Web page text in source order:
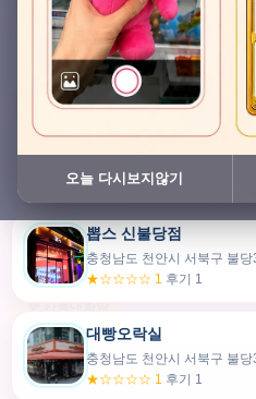
픽스팟 불당점
충청남도 천안시 서북구 불당
★☆☆☆☆ 1 후기 1
쿠보 신불당점
충청남도 천안시 서북구 불
★★★☆☆ 2.5후기 2
뽑스 신불당점
충청남도 천안시 서북구 불
★☆☆☆☆ 1 후기 1
대빵오락실
충청남도 천안시 서북구 불
★☆☆☆☆ 1 후기 1
30m
💬 카톡대화방
오늘 다시보지않기